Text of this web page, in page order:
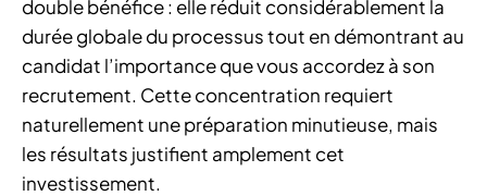
double bénéfice : elle réduit considérablement la
durée globale du processus tout en démontrant au
candidat l’importance que vous accordez à son
recrutement. Cette concentration requiert
naturellement une préparation minutieuse, mais
les résultats justifient amplement cet
investissement.